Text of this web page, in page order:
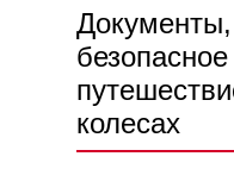
колесах